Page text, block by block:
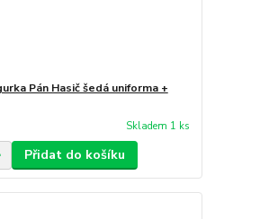
Pán Hasič šedá uniforma +
Skladem 1 ks
Přidat do košíku